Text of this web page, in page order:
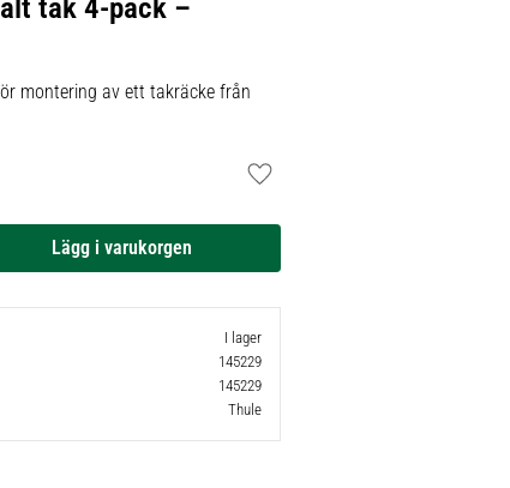
tak 4-pack –
montering av ett takräcke från
Lägg till i favoriter
I lager
145229
145229
Thule